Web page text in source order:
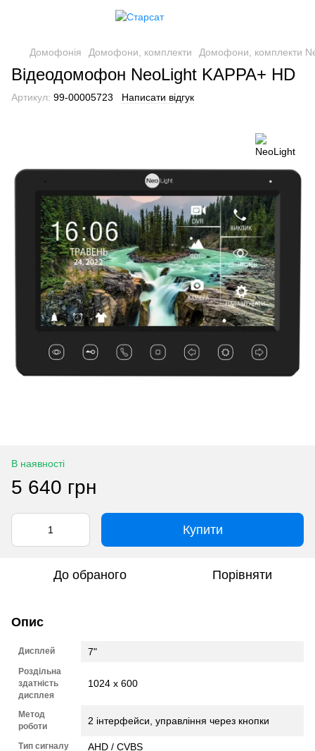
Домофонія Домофони, комплекти Домофони, комплекти
Відеодомофон NeoLight KAPPA+ HD
Артикул: 99-00005723 Написати відгук
В наявності
5 640 грн
Купити
До обраного Порівняти
Опис
Дисплей 7"
Роздільна
здатність
дисплея
1024 х 600
Метод
роботи
2 інтерфейси, управління через кнопки
Тип сигналу AHD / CVBS